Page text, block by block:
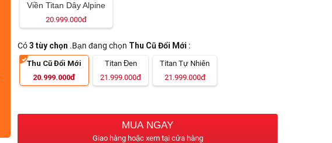
Viền Titan Dây Alpine
20.999.000đ
Có3 tùy chọn .Bạn đang chọn Thu Cũ Đổi Mới :
Thu Cũ Đổi Mới
20.999.000đ
Titan Đen
21.999.000đ
Titan Tự Nhiên
21.999.000đ
MUA NGAY
Giao hàng hoặc xem tại cửa hàng